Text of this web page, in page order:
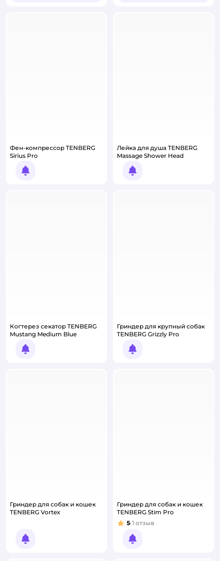
Фен-компрессор TENBERG
Sirius Pro
Уведомить о появлении
Лейка для душа TENBERG
Massage Shower Head
Уведомить о появлении
Когтерез секатор TENBERG
Mustang Medium Blue
Уведомить о появлении
Гриндер для крупный собак
TENBERG Grizzly Pro
Уведомить о появлении
Гриндер для собак и кошек
TENBERG Vortex
Уведомить о появлении
Гриндер для собак и кошек
TENBERG Stim Pro
Рейтинг:
5 1 отзыв
Уведомить о появлении